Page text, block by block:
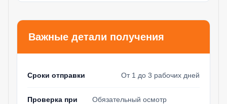
Важные детали получения
Сроки отправки От 1 до 3 рабочих дней
Проверка при
Обязательный осмотр